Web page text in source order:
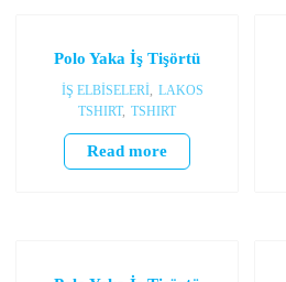
Polo Yaka İş Tişörtü
İŞ ELBİSELERİ, LAKOS
TSHIRT, TSHIRT
Read more